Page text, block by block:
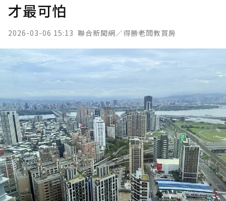
才最可怕
2026-03-06 15:13 聯合新聞網／得勝老闆教買房